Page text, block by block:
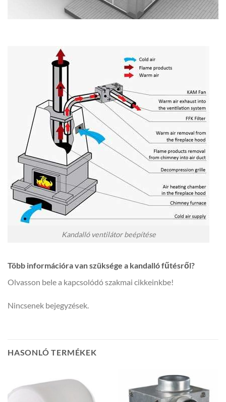
Kandalló ventilátor beépítése
Több információra van szüksége a kandalló fűtésről?
Olvasson bele a kapcsolódó szakmai cikkeinkbe!
Nincsenek bejegyzések.
HASONLÓ TERMÉKEK